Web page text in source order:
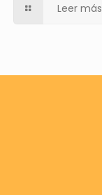
Leer más